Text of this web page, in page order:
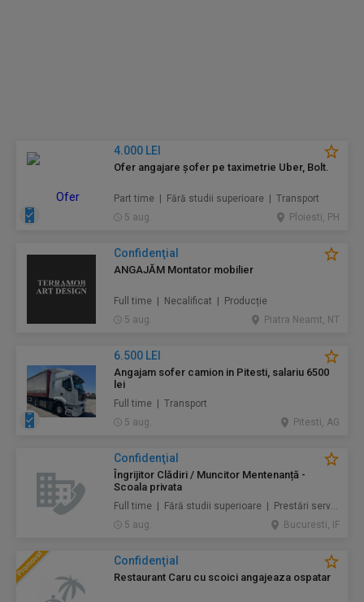
4.000 LEI
Ofer angajare șofer pe taximetrie Uber, Bolt.
Part time | Fără studii superioare | Transport
5 aug.
Ploiesti, PH
Confidenţial
ANGAJĂM Montator mobilier
Full time | Necalificat | Producție
5 aug.
Piatra Neamt, NT
6.500 LEI
Angajam sofer camion in Pitesti, salariu 6500
lei
Full time | Transport
5 aug.
Pitesti, AG
Confidenţial
Îngrijitor Clădiri / Muncitor Mentenanță -
Scoala privata
Full time | Fără studii superioare | Prestări servicii / Mentenanță / Instalații / Construcţii / Amenajări
5 aug.
Bucuresti, IF
Confidenţial
Restaurant Caru cu scoici angajeaza ospatar